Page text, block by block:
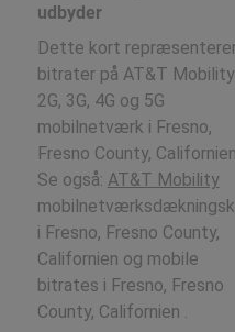
udbyder
Dette kort
bitrater på AT&T Mobility
2G, 3G, 4G og 5G
mobilnetværk i Fresno,
Fresno County, Californien .
Se også: AT&T Mobility
i Fresno, Fresno County,
Californien og mobile
bitrates i Fresno, Fresno
County, Californien .